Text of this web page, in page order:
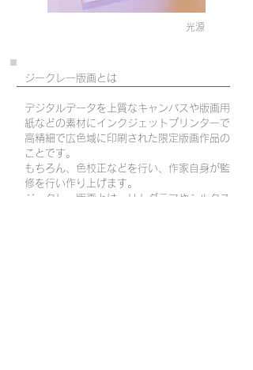
光源
ジークレー版画とは
デジタルデータを上質なキャンバスや版画用
紙などの素材にインクジェットプリンターで
高精細で広色域に印刷された限定版画作品の
ことです。
もちろん、色校正などを行い、作家自身が監
修を行い作り上げます。
ジークレー版画とは、リトグラフやシルクス